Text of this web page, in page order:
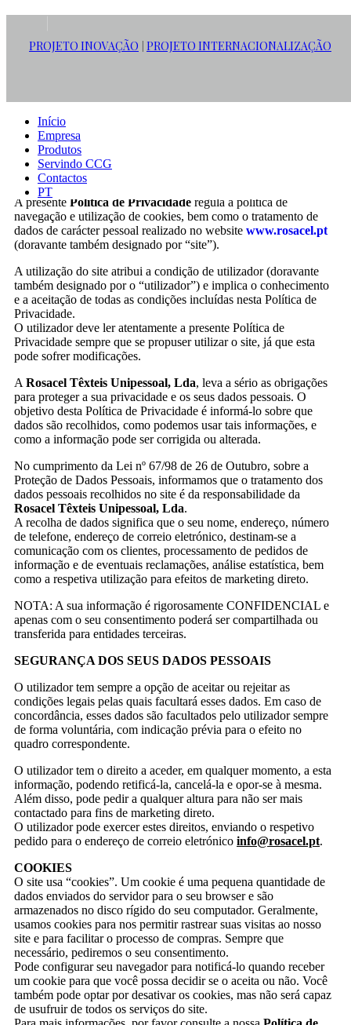
PROJETO INOVAÇÃO PROJETO INTERNACIONALIZAÇÃO
Início
Empresa
Produtos
Servindo CCG
Contactos
PT
RECOLHA E USO DE INFORMAÇÕES
A presente Política de Privacidade regula a política de
navegação e utilização de cookies, bem como o tratamento de
dados de carácter pessoal realizado no website www.rosacel.pt
(doravante também designado por “site”).
A utilização do site atribui a condição de utilizador (doravante
também designado por o “utilizador”) e implica o conhecimento
e a aceitação de todas as condições incluídas nesta Política de
Privacidade.
O utilizador deve ler atentamente a presente Política de
Privacidade sempre que se propuser utilizar o site, já que esta
pode sofrer modificações.
A Rosacel Têxteis Unipessoal, Lda, leva a sério as obrigações
para proteger a sua privacidade e os seus dados pessoais. O
objetivo desta Política de Privacidade é informá-lo sobre que
dados são recolhidos, como podemos usar tais informações, e
como a informação pode ser corrigida ou alterada.
No cumprimento da Lei nº 67/98 de 26 de Outubro, sobre a
Proteção de Dados Pessoais, informamos que o tratamento dos
dados pessoais recolhidos no site é da responsabilidade da
Rosacel Têxteis Unipessoal, Lda.
A recolha de dados significa que o seu nome, endereço, número
de telefone, endereço de correio eletrónico, destinam-se a
comunicação com os clientes, processamento de pedidos de
informação e de eventuais reclamações, análise estatística, bem
como a respetiva utilização para efeitos de marketing direto.
NOTA: A sua informação é rigorosamente CONFIDENCIAL e
apenas com o seu consentimento poderá ser compartilhada ou
transferida para entidades terceiras.
SEGURANÇA DOS SEUS DADOS PESSOAIS
O utilizador tem sempre a opção de aceitar ou rejeitar as
condições legais pelas quais facultará esses dados. Em caso de
concordância, esses dados são facultados pelo utilizador sempre
de forma voluntária, com indicação prévia para o efeito no
quadro correspondente.
O utilizador tem o direito a aceder, em qualquer momento, a esta
informação, podendo retificá-la, cancelá-la e opor-se à mesma.
Além disso, pode pedir a qualquer altura para não ser mais
contactado para fins de marketing direto.
O utilizador pode exercer estes direitos, enviando o respetivo
pedido para o endereço de correio eletrónico info@rosacel.pt.
COOKIES
O site usa “cookies”. Um cookie é uma pequena quantidade de
dados enviados do servidor para o seu browser e são
armazenados no disco rígido do seu computador. Geralmente,
usamos cookies para nos permitir rastrear suas visitas ao nosso
site e para facilitar o processo de compras. Sempre que
necessário, pediremos o seu consentimento.
Pode configurar seu navegador para notificá-lo quando receber
um cookie para que você possa decidir se o aceita ou não. Você
também pode optar por desativar os cookies, mas não será capaz
de usufruir de todos os serviços do site.